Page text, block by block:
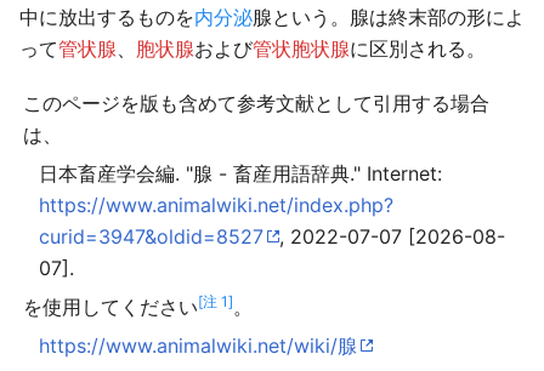
中に放出するものを内分泌腺という。腺は終末部の形によ
って管状腺、 胞状腺および管状胞状腺に区別される。
このページを版も含めて参考文献として引用する場合
は、
日本畜産学会編. "腺 - 畜産用語辞典." Internet:
https://www.animalwiki.net/index.php?
curid=3947&oldid=8527
, 2022-07-07 [2026-08-
07].
を使用してください[注 1]。
https://www.animalwiki.net/wiki/腺